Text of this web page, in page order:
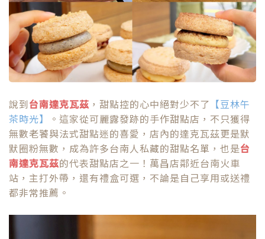
說到台南達克瓦茲 ，甜點控的心中絕對少不了 【豆林午
茶時光】
。這家從可麗露發跡的手作甜點店，不只獲得
無數老饕與法式甜點迷的喜愛，店內的達克瓦茲更是默
默圈粉無數，成為許多台南人私藏的甜點名單，也是台
南達克瓦茲的代表甜點店之一！萬昌店鄰近台南火車
站，主打外帶，還有禮盒可選，不論是自己享用或送禮
都非常推薦。